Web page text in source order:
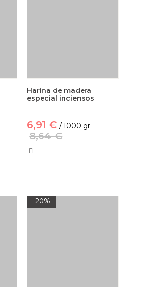
Harina de madera
especial inciensos
6,91 € / 1000 gr
8,64 €
-20%